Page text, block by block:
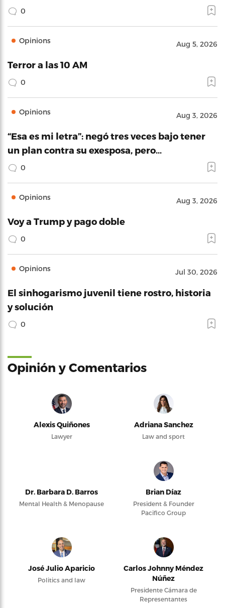
0
Opinions Aug 5, 2026
Terror a las 10 AM
0
Opinions Aug 3, 2026
“Esa es mi letra”: negó tres veces bajo tener
un plan contra su exesposa, pero…
0
Opinions Aug 3, 2026
Voy a Trump y pago doble
0
Opinions Jul 30, 2026
El sinhogarismo juvenil tiene rostro, historia
y solución
0
Opinión y Comentarios
Alexis Quiñones
Lawyer
Adriana Sanchez
Law and sport
Dr. Barbara D. Barros
Mental Health & Menopause
Brian Díaz
President & Founder
Pacifico Group
José Julio Aparicio
Politics and law
Carlos Johnny Méndez
Núñez
Presidente Cámara de
Representantes